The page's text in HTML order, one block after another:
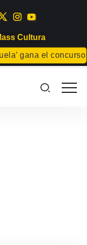
Cultura
gana el concurso
2024